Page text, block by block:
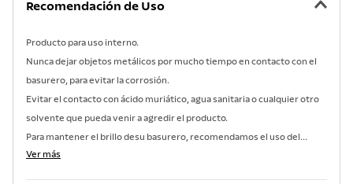
Recomendación de Uso
Producto para uso interno.
Nunca dejar objetos metálicos por mucho tiempo en contacto con el
basurero, para evitar la corrosión.
Evitar el contacto con ácido muriático, agua sanitaria o cualquier otro
solvente que pueda venir a agredir el producto.
Para mantener el brillo desu basurero, recomendamos el uso del...
Ver más